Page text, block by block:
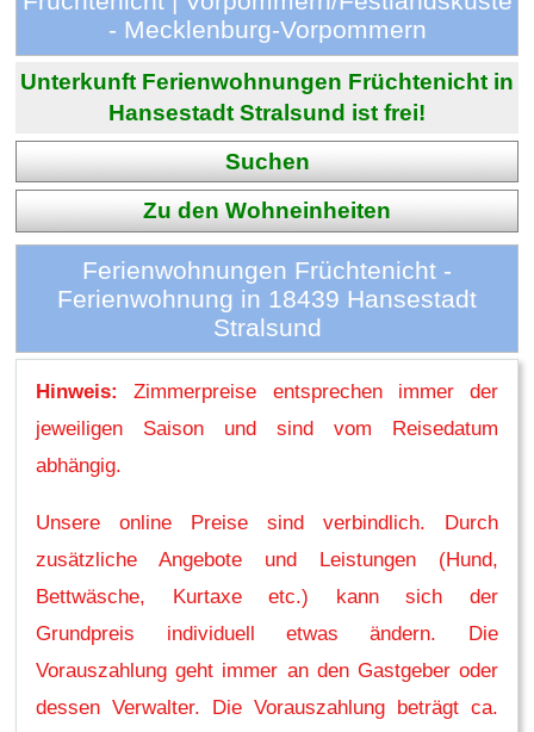
- Mecklenburg-Vorpommern
Unterkunft Ferienwohnungen Früchtenicht in
Hansestadt Stralsund ist frei!
Suchen
Zu den Wohneinheiten
Ferienwohnungen Früchtenicht -
Ferienwohnung in 18439 Hansestadt
Stralsund
Hinweis:
Zimmerpreise entsprechen immer der
jeweiligen Saison und sind vom Reisedatum
abhängig.
Unsere online Preise sind verbindlich. Durch
zusätzliche Angebote und Leistungen (Hund,
Bettwäsche, Kurtaxe etc.) kann sich der
Grundpreis individuell etwas ändern. Die
Vorauszahlung geht immer an den Gastgeber oder
dessen Verwalter. Die Vorauszahlung beträgt ca.